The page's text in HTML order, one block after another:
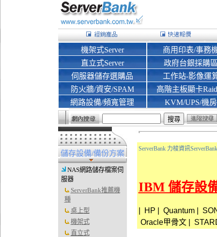
機架式Server
直立式Server
伺服器儲存選購品
防火牆/資安/SPAM
網路設備/頻寬管理
商用印表/事務
政府台銀採購
工作站-影像運
高階主板顯卡
KVM/UPS/機房
儲存設備/備份方案
NAS網路儲存檔案伺
服器
ServerBank推薦機
種
桌上型
機架式
直立式
ServerBank 力梭資訊
IBM 儲存設
HP Quantum
Oracle甲骨文